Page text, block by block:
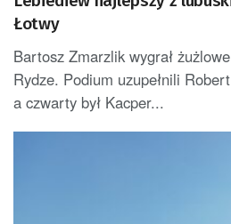
Łotwy
Bartosz Zmarzlik wygrał
Rydze. Podium uzupełnili
a czwarty był Kacper...